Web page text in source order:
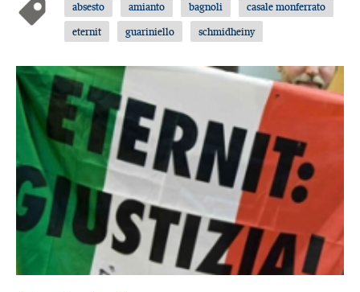
absesto amianto bagnoli
casale monferrato
eternit
guariniello schmidheiny